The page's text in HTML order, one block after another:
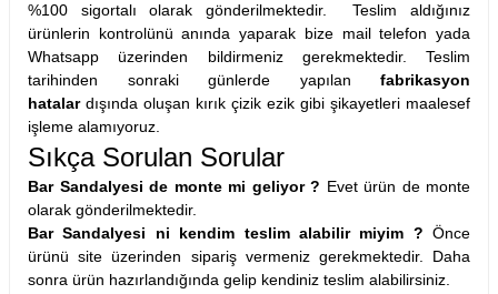
%100 sigortalı olarak gönderilmektedir. Teslim aldığınız
ürünlerin kontrolünü anında yaparak bize mail telefon yada
Whatsapp üzerinden bildirmeniz gerekmektedir. Teslim
tarihinden sonraki günlerde yapılan fabrikasyon
hatalar dışında oluşan kırık çizik ezik gibi şikayetleri maalesef
işleme alamıyoruz.
Sıkça Sorulan Sorular
Bar Sandalyesi de monte mi geliyor ? Evet ürün de monte
olarak gönderilmektedir.
Bar Sandalyesi ni kendim teslim alabilir miyim ? Önce
ürünü site üzerinden sipariş vermeniz gerekmektedir. Daha
sonra ürün hazırlandığında gelip kendiniz teslim alabilirsiniz.